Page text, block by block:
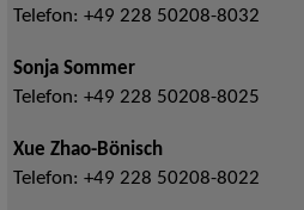
Telefon: +49 228 50208-8032
Sonja Sommer
Telefon: +49 228 50208-8025
Xue Zhao-Bönisch
Telefon: +49 228 50208-8022